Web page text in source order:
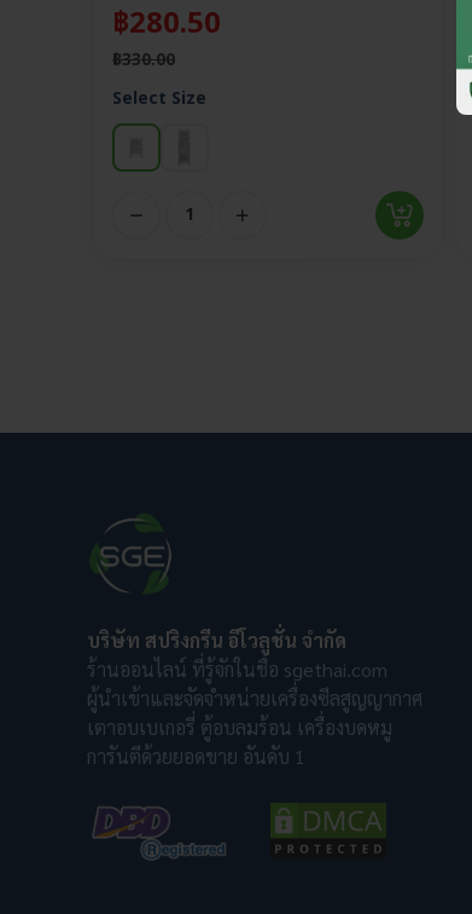
฿280.50
฿330.00
Select Size
บริษัท สปริงกรีน อีโวลูชั่น จำกัด
ร้านออนไลน์ ที่รู้จักในชื่อ sgethai.com
ผู้นำเข้าและจัดจำหน่ายเครื่องซีลสูญญากาศ
เตาอบเบเกอรี่ ตู้อบลมร้อน เครื่องบดหมู
การันตีด้วยยอดขาย อันดับ 1